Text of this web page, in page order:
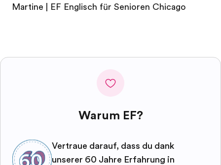
Martine | EF Englisch für Senioren Chicago
Warum EF?
Vertraue darauf, dass du dank
unserer 60 Jahre Erfahrung in